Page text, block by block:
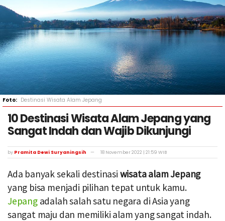
Destinasi Wisata Alam Jepang
10 Destinasi Wisata Alam Jepang yang
Sangat Indah dan Wajib Dikunjungi
by Pramita Dewi Suryaningsih 18 November 2022 | 21:59 WIB
Ada banyak sekali destinasi wisata alam Jepang
yang bisa menjadi pilihan tepat untuk kamu.
Jepangadalah salah satu negara di Asia yang
sangat maju dan memiliki alam yang sangat indah.